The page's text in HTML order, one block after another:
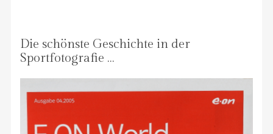
Die schönste Geschichte in der
Sportfotografie …